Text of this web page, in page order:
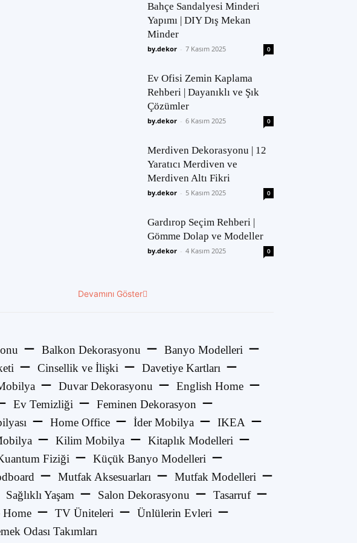
Bahçe Sandalyesi Minderi
Yapımı | DIY Dış Mekan
Minder
by.dekor - 7 Kasım 2025 0
Ev Ofisi Zemin Kaplama
Rehberi | Dayanıklı ve Şık
Çözümler
by.dekor - 6 Kasım 2025 0
Merdiven Dekorasyonu | 12
Yaratıcı Merdiven ve
Merdiven Altı Fikri
by.dekor - 5 Kasım 2025 0
Gardırop Seçim Rehberi |
Gömme Dolap ve Modeller
by.dekor - 4 Kasım 2025 0
Devamını Göster
Balkon Dekorasyonu
Banyo Modelleri
Cinsellik ve İlişki
Davetiye Kartları
Duvar Dekorasyonu
English Home
Ev Temizliği
Feminen Dekorasyon
Home Office İder Mobilya
IKEA
Kilim Mobilya
Kitaplık Modelleri
Fiziği
Küçük Banyo Modelleri
Mutfak Aksesuarları
Mutfak Modelleri
Sağlıklı Yaşam Salon Dekorasyonu
Tasarruf
Home TV Üniteleri
Ünlülerin Evleri
Odası Takımları